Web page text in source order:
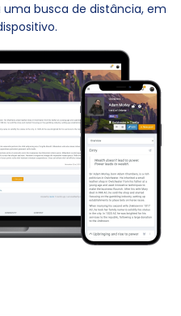
busca de distância, em